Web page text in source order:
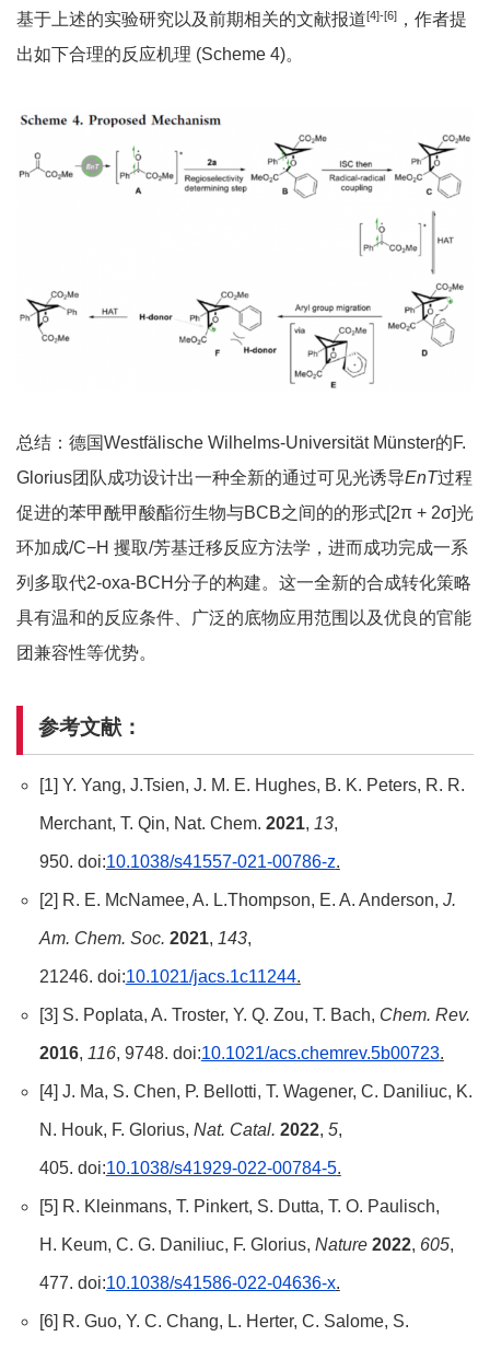
基于上述的实验研究以及前期相关的文献报道[4]-[6] ，作者提
出如下合理的反应机理 (Scheme 4)。
总结：德国Westfälische Wilhelms-Universität Münster的F.
Glorius团队成功设计出一种全新的通过可见光诱导EnT过程
促进的苯甲酰甲酸酯衍生物与BCB之间的的形式[2π + 2σ]光
环加成/C−H 攫取/芳基迁移反应方法学，进而成功完成一系
列多取代2-oxa-BCH分子的构建。这一全新的合成转化策略
具有温和的反应条件、广泛的底物应用范围以及优良的官能
团兼容性等优势。
参考文献：
[1] Y. Yang, J.Tsien, J. M. E. Hughes, B. K. Peters, R. R.
Merchant, T. Qin, Nat. Chem. 2021, 13,
950. doi:10.1038/s41557-021-00786-z.
[2] R. E. McNamee, A. L.Thompson, E. A. Anderson, J.
Am. Chem. Soc. 2021, 143,
21246. doi:10.1021/jacs.1c11244.
[3] S. Poplata, A. Troster, Y. Q. Zou, T. Bach, Chem. Rev.
2016, 116, 9748. doi:10.1021/acs.chemrev.5b00723.
[4] J. Ma, S. Chen, P. Bellotti, T. Wagener, C. Daniliuc, K.
N. Houk, F. Glorius, Nat. Catal. 2022, 5,
405. doi:10.1038/s41929-022-00784-5.
[5] R. Kleinmans, T. Pinkert, S. Dutta, T. O. Paulisch,
H. Keum, C. G. Daniliuc, F. Glorius, Nature 2022, 605,
477. doi:10.1038/s41586-022-04636-x.
[6] R. Guo, Y. C. Chang, L. Herter, C. Salome, S.